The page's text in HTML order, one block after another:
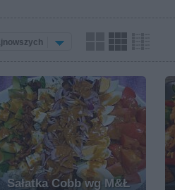
Sałatka Cobb wg M&Ł